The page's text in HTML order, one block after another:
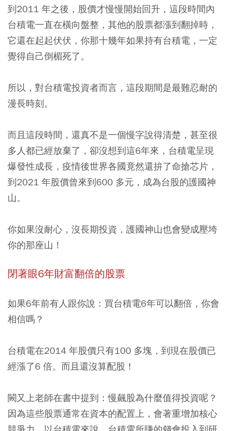
到2011 年之後，股價才慢慢開始回升，這段時間內
台積電一直在橫向盤整，其他的股票都漲到翻掉時，
它還在起起伏伏，你那十幾年如果持有台積電，一定
覺得自己倒楣死了。
所以，對台積電投資者而言，這段期間是最難忍耐的
漫長時刻。
而且這段時間，還真不是一個慢字說得清楚，甚至很
多人都已經放棄了，卻沒想到這6年來，台積電呈現
爆發性成長，疫情後世界各國竟然還拚了命搶芯片，
到2021 年股價曾來到600 多元，成為台股的護國神
山。
你如果沒耐心，沒長期投資，護國神山也會變成壓垮
你的那座山！
閉著眼6年財富翻倍的股票
如果6年前有人跟你說：買台積電6年可以翻倍，你會
相信嗎？
台積電在2014 年股價只有100 多塊，到現在股價已
經漲了6 倍。而且還沒算配股！
闕又上老師在書中提到：慢飆股為什麼值得投資呢？
因為這些股票通常在資本的配置上，會著重增加核心